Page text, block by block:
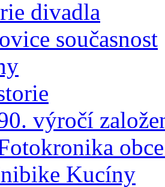
divadla
současnost
výročí
Kucíny